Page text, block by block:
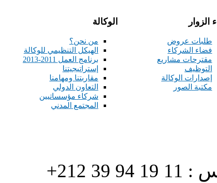
الوكالة
من نحن؟
الهيكل التنظيمي للوكالة
برنامج العمل 2011-2013
إستراتيجيتنا
مقاربتنا ومهامنا
التعاون الدولي
شركاء مؤسساتيين
المجتمع المدني
الزوار
طلبات عروض
فضاء الشركاء
مقترحات مشاريع
التوظيف
إصدارات الوكالة
مكتبة الصور
هاتف : 90/88 32 94 39 212+ فاكس : 11 19 94 39 212+